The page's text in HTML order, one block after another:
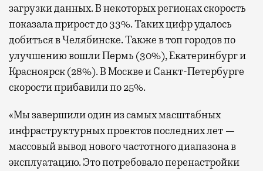
загрузки данных. В некоторых регионах скорость
показала прирост до 33%. Таких цифр удалось
добиться в Челябинске. Также в топ городов по
улучшению вошли Пермь (30%), Екатеринбург и
Красноярск (28%). В Москве и Санкт-Петербурге
скорости прибавили по 25%.
«Мы завершили один из самых масштабных
инфраструктурных проектов последних лет —
массовый вывод нового частотного диапазона в
эксплуатацию. Это потребовало перенастройки